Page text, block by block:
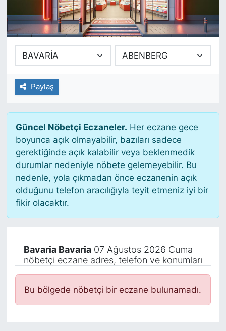
Paylaş
Güncel Nöbetçi Eczaneler. Her eczane gece
boyunca açık olmayabilir, bazıları sadece
gerektiğinde açık kalabilir veya beklenmedik
durumlar nedeniyle nöbete gelemeyebilir. Bu
nedenle, yola çıkmadan önce eczanenin açık
olduğunu telefon aracılığıyla teyit etmeniz iyi bir
fikir olacaktır.
Bavaria Bavaria07 Ağustos 2026 Cuma
nöbetçi eczane adres, telefon ve konumları
Bu bölgede nöbetçi bir eczane bulunamadı.
SİYASET
SAĞLIK